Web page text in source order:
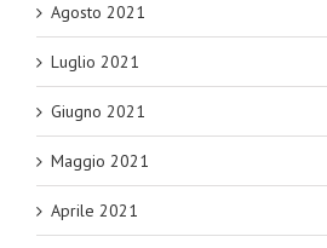
Agosto 2021
Luglio 2021
Giugno 2021
Maggio 2021
Aprile 2021